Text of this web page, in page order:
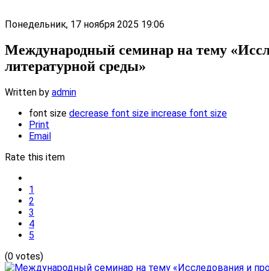
Понедельник, 17 ноября 2025 19:06
Международный семинар на тему
литературной среды»
Written by admin
font size decrease font size increase font size
Print
Email
Rate this item
1
2
3
4
5
(0 votes)